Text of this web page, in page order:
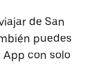
de San
puedes
con solo